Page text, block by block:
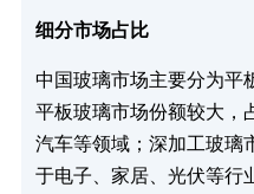
细分市场占比
中国玻璃市场主要分为平
平板玻璃市场份额较大，
汽车等领域；深加工玻璃
于电子、家居、光伏等行